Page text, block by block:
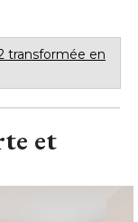
transformée en
et